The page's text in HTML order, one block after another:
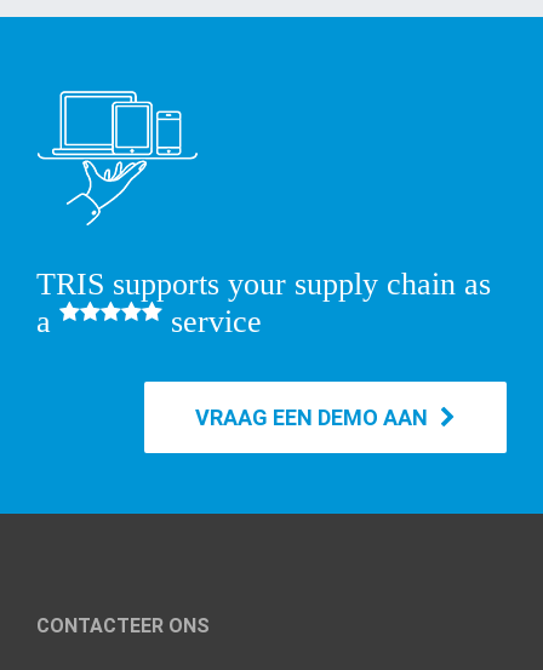
TRIS supports your supply chain as
a
service
VRAAG EEN DEMO AAN
CONTACTEER ONS